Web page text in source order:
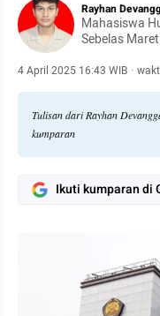
Rayhan
Mahasiswa
Sebelas Maret
4 April 2025 16:43 WIB ·
Tulisan dari Rayhan
kumparan
Ikuti kumparan di